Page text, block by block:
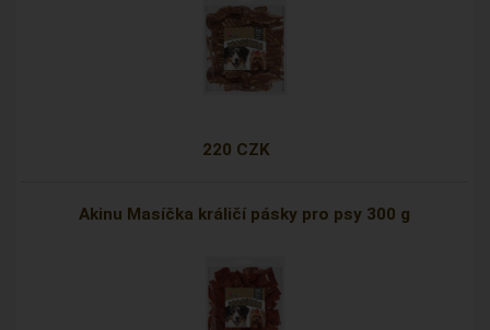
220 CZK
Akinu Masíčka králičí pásky pro psy 300 g